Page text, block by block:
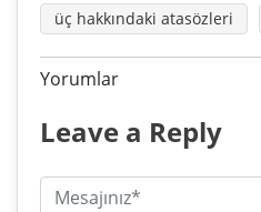
üç hakkındaki atasözleri
Yorumlar
Leave a Reply